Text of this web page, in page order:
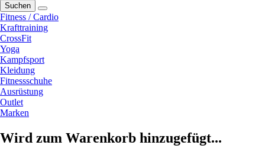
Suchen
Fitness / Cardio
Krafttraining
CrossFit
Yoga
Kampfsport
Kleidung
Fitnessschuhe
Ausrüstung
Outlet
Marken
Wird zum Warenkorb hinzugefügt...